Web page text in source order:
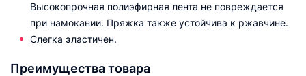
Высокопрочная полиэфирная лента не повреждается
при намокании. Пряжка также устойчива к ржавчине.
Слегка эластичен.
Преимущества товара